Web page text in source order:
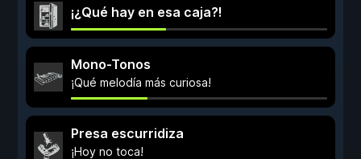
¡¿Qué hay en esa caja?!
Mono-Tonos
¡Qué melodía más curiosa!
Presa escurridiza
¡Hoy no toca!